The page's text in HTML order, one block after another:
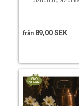
från 89,00 SEK